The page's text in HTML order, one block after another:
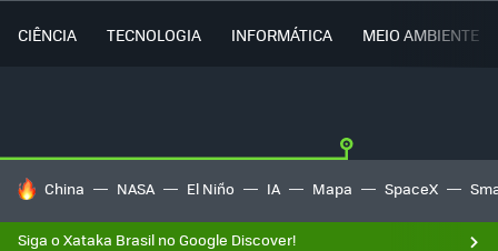
CIÊNCIA TECNOLOGIA INFORMÁTICA MEIO AMBIENTE
TENDÊNCIAS DO DIA
China NASA El Niño IA Mapa SpaceX
Siga o Xataka Brasil no Google Discover!